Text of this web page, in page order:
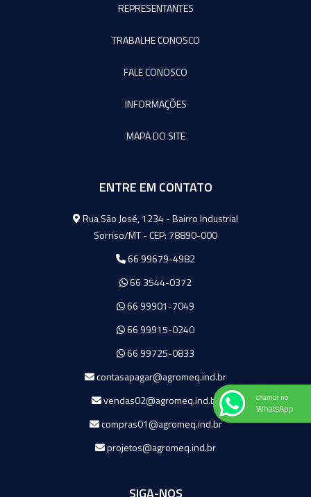
REPRESENTANTES
TRABALHE CONOSCO
FALE CONOSCO
INFORMAÇÕES
MAPA DO SITE
ENTRE EM CONTATO
Agromeq
Rua São José, 1234 - Bairro Industrial
Sorriso/MT - CEP: 78890-000
66 99679-4982
66 3544-0372
66 99901-7049
66 99915-0240
66 99725-0833
contasapagar@agromeq.ind.br
vendas02@agromeq.ind.br
compras01@agromeq.ind.br
projetos@agromeq.ind.br
chamar no
WhatsApp